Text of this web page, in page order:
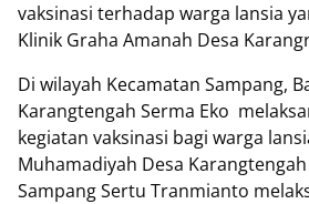
vaksinasi terhadap warga lansia
Klinik Graha Amanah Desa
Di wilayah Kecamatan Sampang,
Karangtengah Serma Eko
kegiatan vaksinasi bagi warga
Muhamadiyah Desa
Sampang Sertu Tranmianto